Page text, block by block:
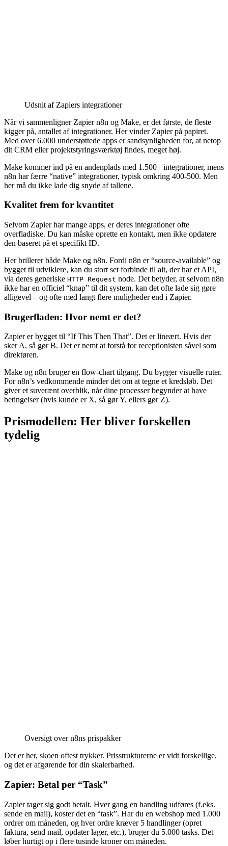
Udsnit af Zapiers integrationer
Når vi sammenligner Zapier n8n og Make, er det første, de fleste
kigger på, antallet af integrationer. Her vinder Zapier på papiret.
Med over 6.000 understøttede apps er sandsynligheden for, at netop
dit CRM eller projektstyringsværktøj findes, meget høj.
Make kommer ind på en andenplads med 1.500+ integrationer, mens
n8n har færre “native” integrationer, typisk omkring 400-500. Men
her må du ikke lade dig snyde af tallene.
Kvalitet frem for kvantitet
Selvom Zapier har mange apps, er deres integrationer ofte
overfladiske. Du kan måske oprette en kontakt, men ikke opdatere
den baseret på et specifikt ID.
Her brillerer både Make og n8n. Fordi n8n er “source-available” og
bygget til udviklere, kan du stort set forbinde til alt, der har et API,
via deres generiske HTTP Request node. Det betyder, at selvom n8n
ikke har en officiel “knap” til dit system, kan det ofte lade sig gøre
alligevel – og ofte med langt flere muligheder end i Zapier.
Brugerfladen: Hvor nemt er det?
Zapier er bygget til “If This Then That”. Det er lineært. Hvis der
sker A, så gør B. Det er nemt at forstå for receptionisten såvel som
direktøren.
Make og n8n bruger en flow-chart tilgang. Du bygger visuelle ruter.
For n8n’s vedkommende minder det om at tegne et kredsløb. Det
giver et suverænt overblik, når dine processer begynder at have
betingelser (hvis kunde er X, så gør Y, ellers gør Z).
Prismodellen: Her bliver forskellen
tydelig
Oversigt over n8ns prispakker
Det er her, skoen oftest trykker. Prisstrukturerne er vidt forskellige,
og det er afgørende for din skalerbarhed.
Zapier: Betal per “Task”
Zapier tager sig godt betalt. Hver gang en handling udføres (f.eks.
sende en mail), koster det en “task”. Har du en webshop med 1.000
ordrer om måneden, og hver ordre kræver 5 handlinger (opret
faktura, send mail, opdater lager, etc.), bruger du 5.000 tasks. Det
løber hurtigt op i flere tusinde kroner om måneden.